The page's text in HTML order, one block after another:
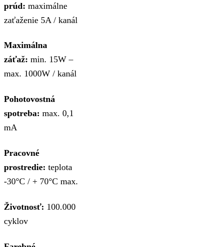
prúd: maximálne
zaťaženie 5A / kanál
Maximálna
záťaž: min. 15W –
max. 1000W / kanál
Pohotovostná
spotreba: max. 0,1
mA
Pracovné
prostredie: teplota
-30°C / + 70°C max.
Životnosť: 100.000
cyklov